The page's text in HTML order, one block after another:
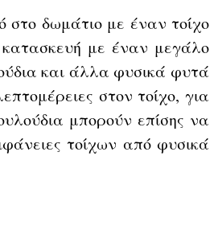
στο δωμάτιο με έναν τοίχο
κατασκευή με έναν μεγάλο
και άλλα φυσικά φυτά
στον τοίχο, για
μπορούν επίσης να
τοίχων από φυσικά